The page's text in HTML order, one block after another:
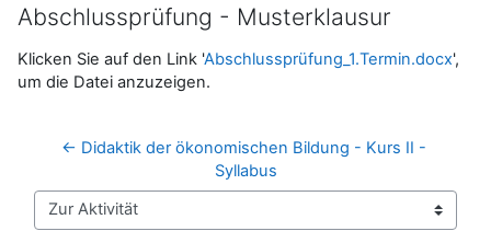
Abschlussprüfung - Musterklausur
Abschlussbedingungen
Klicken Sie auf den Link 'Abschlussprüfung_1.Termin.docx',
um die Datei anzuzeigen.
← Didaktik der ökonomischen Bildung - Kurs II -
Syllabus
Zur Aktivität